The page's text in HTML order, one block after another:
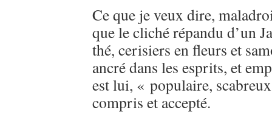
Ce que je veux dire,
que le cliché répandu d’un
thé, cerisiers en fleurs et
ancré dans les esprits, et
est lui, « populaire,
compris et accepté.